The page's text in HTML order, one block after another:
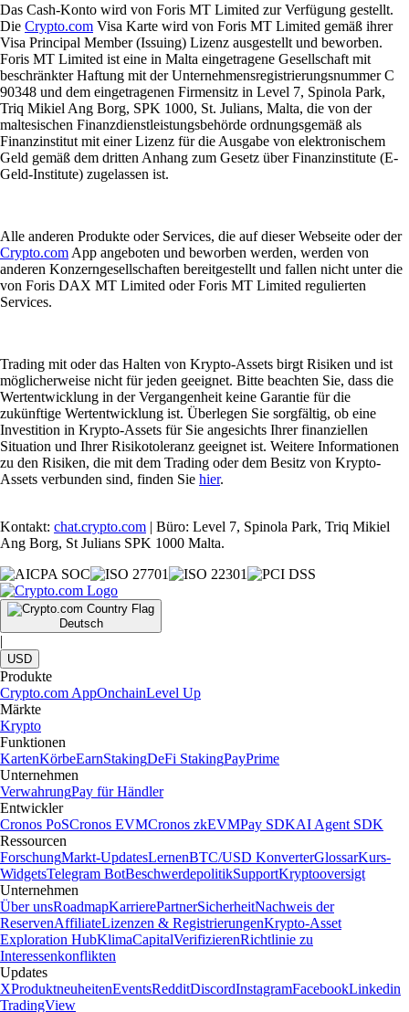
Das Cash-Konto wird von Foris MT Limited zur Verfügung gestellt.
Die Crypto.com Visa Karte wird von Foris MT Limited gemäß ihrer
Visa Principal Member (Issuing) Lizenz ausgestellt und beworben.
Foris MT Limited ist eine in Malta eingetragene Gesellschaft mit
beschränkter Haftung mit der Unternehmensregistrierungsnummer C
90348 und dem eingetragenen Firmensitz in Level 7, Spinola Park,
Triq Mikiel Ang Borg, SPK 1000, St. Julians, Malta, die von der
maltesischen Finanzdienstleistungsbehörde ordnungsgemäß als
Finanzinstitut mit einer Lizenz für die Ausgabe von elektronischem
Geld gemäß dem dritten Anhang zum Gesetz über Finanzinstitute (E-
Geld-Institute) zugelassen ist.
Alle anderen Produkte oder Services, die auf dieser Webseite oder der
Crypto.com App angeboten und beworben werden, werden von
anderen Konzerngesellschaften bereitgestellt und fallen nicht unter die
von Foris DAX MT Limited oder Foris MT Limited regulierten
Services.
Trading mit oder das Halten von Krypto-Assets birgt Risiken und ist
möglicherweise nicht für jeden geeignet. Bitte beachten Sie, dass die
Wertentwicklung in der Vergangenheit keine Garantie für die
zukünftige Wertentwicklung ist. Überlegen Sie sorgfältig, ob eine
Investition in Krypto-Assets für Sie angesichts Ihrer finanziellen
Situation und Ihrer Risikotoleranz geeignet ist. Weitere Informationen
zu den Risiken, die mit dem Trading oder dem Besitz von Krypto-
Assets verbunden sind, finden Sie hier.
Kontakt: chat.crypto.com | Büro: Level 7, Spinola Park, Triq Mikiel
Ang Borg, St Julians SPK 1000 Malta.
Deutsch
|
USD
Produkte
Crypto.com AppOnchainLevel Up
Märkte
Krypto
Funktionen
KartenKörbeEarnStakingDeFi StakingPayPrime
Unternehmen
VerwahrungPay für Händler
Entwickler
Cronos PoSCronos EVMCronos zkEVMPay SDKAI Agent SDK
Ressourcen
ForschungMarkt-UpdatesLernenBTC/USD KonverterGlossarKurs-
WidgetsTelegram BotBeschwerdepolitikSupportKryptooversigt
Unternehmen
Über unsRoadmapKarrierePartnerSicherheitNachweis der
ReservenAffiliateLizenzen & RegistrierungenKrypto-Asset
Exploration HubKlimaCapitalVerifizierenRichtlinie zu
Interessenkonflikten
Updates
XProduktneuheitenEventsRedditDiscordInstagramFacebookLinkedin
TradingView